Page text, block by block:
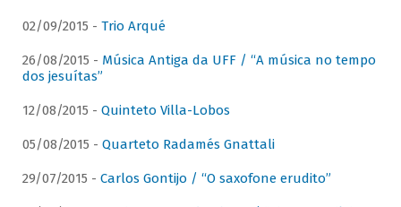
02/09/2015 - Trio Arqué
26/08/2015 - Música Antiga da UFF / “A música no tempo
dos jesuítas”
12/08/2015 - Quinteto Villa-Lobos
05/08/2015 - Quarteto Radamés Gnattali
29/07/2015 - Carlos Gontijo / “O saxofone erudito”